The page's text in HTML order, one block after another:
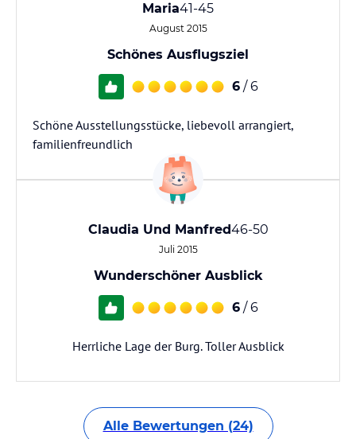
Maria41-45
August 2015
Schönes Ausflugsziel
6 / 6
Schöne Ausstellungsstücke, liebevoll arrangiert,
familienfreundlich
Claudia Und Manfred46-50
Juli 2015
Wunderschöner Ausblick
6 / 6
Herrliche Lage der Burg. Toller Ausblick
Alle Bewertungen (24)